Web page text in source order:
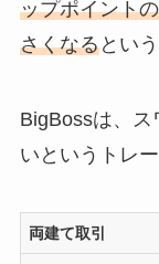
ップポイント
さくなるとい
BigBossは、
いというトレ
両建て取引